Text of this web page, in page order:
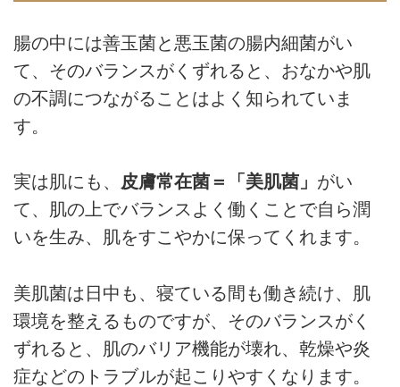
腸の中には善玉菌と悪玉菌の腸内細菌がい
て、そのバランスがくずれると、おなかや肌
の不調につながることはよく知られていま
す。
実は肌にも、 皮膚常在菌＝「美肌菌」 がい
て、肌の上でバランスよく働くことで自ら潤
いを生み、肌をすこやかに保ってくれます。
美肌菌は日中も、寝ている間も働き続け、肌
環境を整えるものですが、そのバランスがく
ずれると、肌のバリア機能が壊れ、乾燥や炎
症などのトラブルが起こりやすくなります。